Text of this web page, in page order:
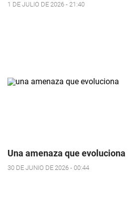
1 DE JULIO DE 2026 - 21:40
Una amenaza que evoluciona
30 DE JUNIO DE 2026 - 00:44